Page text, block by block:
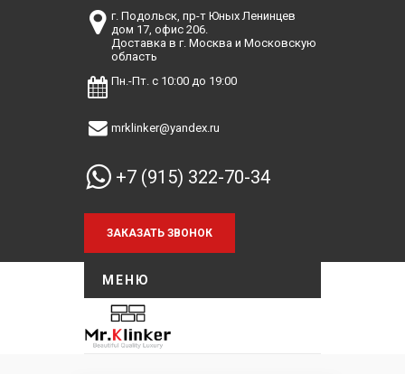
г. Подольск, пр-т Юных Ленинцев
дом 17, офис 206.
Доставка в г. Москва и Московскую
область
Пн.-Пт. с 10:00 до 19:00
mrklinker@yandex.ru
+7 (915) 322-70-34
МЕНЮ